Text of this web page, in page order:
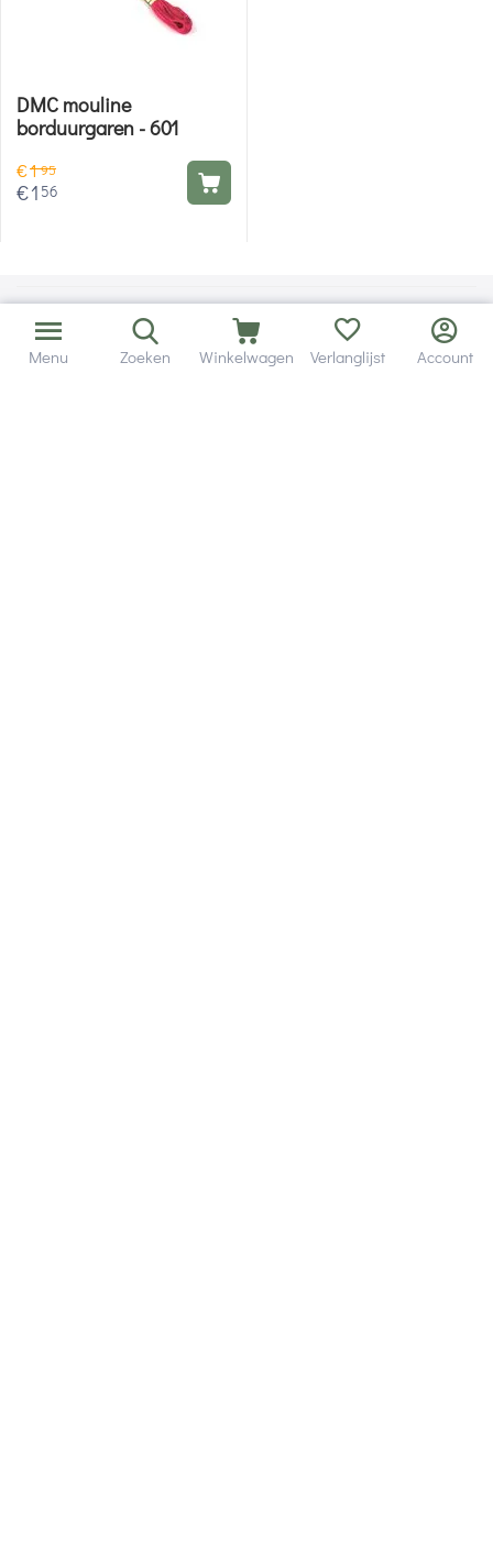
DMC mouline
borduurgaren - 601
€195
€1 56
Menu Zoeken Winkelwagen Verlanglijst Account